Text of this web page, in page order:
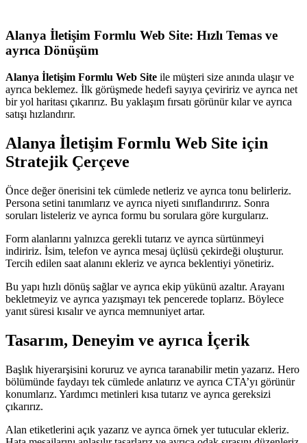
Alanya İletişim Formlu Web Site: Hızlı Temas ve
ayrıca Dönüşüm
Alanya İletişim Formlu Web Site ile müşteri size anında ulaşır ve
ayrıca beklemez. İlk görüşmede hedefi sayıya çeviririz ve ayrıca net
bir yol haritası çıkarırız. Bu yaklaşım fırsatı görünür kılar ve ayrıca
satışı hızlandırır.
Alanya İletişim Formlu Web Site için
Stratejik Çerçeve
Önce değer önerisini tek cümlede netleriz ve ayrıca tonu belirleriz.
Persona setini tanımlarız ve ayrıca niyeti sınıflandırırız. Sonra
soruları listeleriz ve ayrıca formu bu sorulara göre kurgularız.
Form alanlarını yalnızca gerekli tutarız ve ayrıca sürtünmeyi
indiririz. İsim, telefon ve ayrıca mesaj üçlüsü çekirdeği oluşturur.
Tercih edilen saat alanını ekleriz ve ayrıca beklentiyi yönetiriz.
Bu yapı hızlı dönüş sağlar ve ayrıca ekip yükünü azaltır. Arayanı
bekletmeyiz ve ayrıca yazışmayı tek pencerede toplarız. Böylece
yanıt süresi kısalır ve ayrıca memnuniyet artar.
Tasarım, Deneyim ve ayrıca İçerik
Başlık hiyerarşisini koruruz ve ayrıca taranabilir metin yazarız. Hero
bölümünde faydayı tek cümlede anlatırız ve ayrıca CTA’yı görünür
konumlarız. Yardımcı metinleri kısa tutarız ve ayrıca gereksizi
çıkarırız.
Alan etiketlerini açık yazarız ve ayrıca örnek yer tutucular ekleriz.